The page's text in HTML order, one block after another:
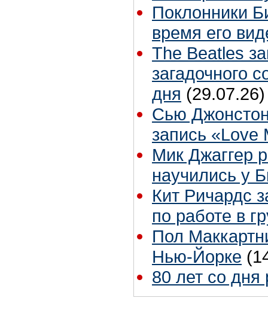
Поклонники
время его
The Beatles
загадочного
дня (29.07.26)
Сью
запись «Love
Мик Джаггер
научились у
Кит Ричардс
по работе в
Пол
Нью-Йорке
80 лет со